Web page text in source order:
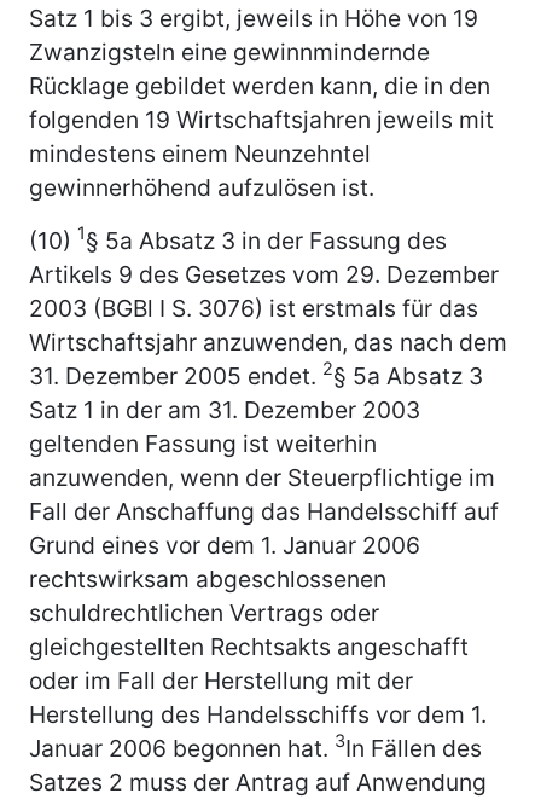
Satz 1 bis 3 ergibt, jeweils in Höhe von 19
Zwanzigsteln eine gewinnmindernde
Rücklage gebildet werden kann, die in den
folgenden 19 Wirtschaftsjahren jeweils mit
mindestens einem Neunzehntel
gewinnerhöhend aufzulösen ist.
(10) 1§ 5a Absatz 3 in der Fassung des
Artikels 9 des Gesetzes vom 29. Dezember
2003 (BGBl I S. 3076) ist erstmals für das
Wirtschaftsjahr anzuwenden, das nach dem
31. Dezember 2005 endet. 2§ 5a Absatz 3
Satz 1 in der am 31. Dezember 2003
geltenden Fassung ist weiterhin
anzuwenden, wenn der Steuerpflichtige im
Fall der Anschaffung das Handelsschiff auf
Grund eines vor dem 1. Januar 2006
rechtswirksam abgeschlossenen
schuldrechtlichen Vertrags oder
gleichgestellten Rechtsakts angeschafft
oder im Fall der Herstellung mit der
Herstellung des Handelsschiffs vor dem 1.
Januar 2006 begonnen hat. 3In Fällen des
Satzes 2 muss der Antrag auf Anwendung